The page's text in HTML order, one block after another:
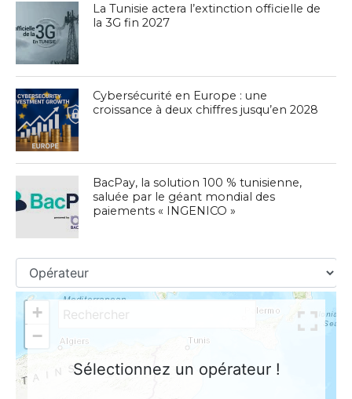
La Tunisie actera l’extinction officielle de
la 3G fin 2027
Cybersécurité en Europe : une
croissance à deux chiffres jusqu’en 2028
BacPay, la solution 100 % tunisienne,
saluée par le géant mondial des
paiements « INGENICO »